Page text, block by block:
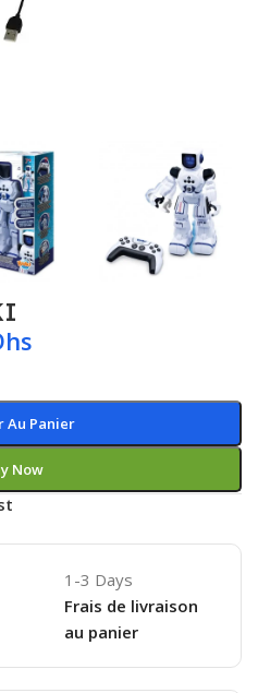
Au Panier
Now
1-3 Days
Frais de livraison
au panier